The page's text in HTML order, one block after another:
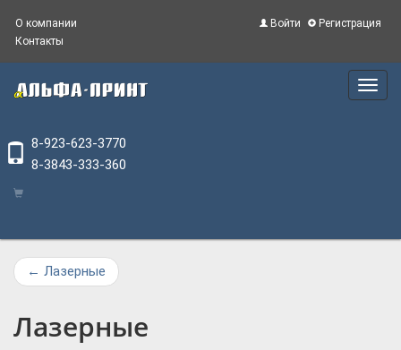
Войти Регистрация
О компании
Контакты
Main
Menu
8-923-623-3770
8-3843-333-360
← Лазерные
Лазерные